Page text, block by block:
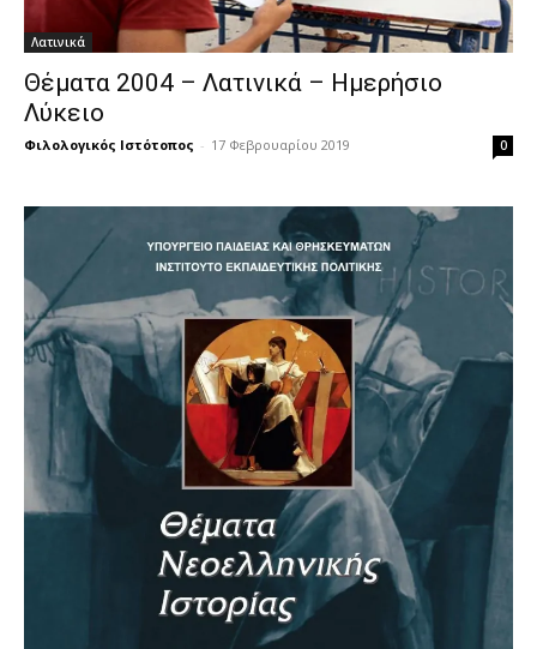
Λατινικά
Θέματα 2004 – Λατινικά – Ημερήσιο
Λύκειο
Φιλολογικός Ιστότοπος - 17 Φεβρουαρίου 2019 0